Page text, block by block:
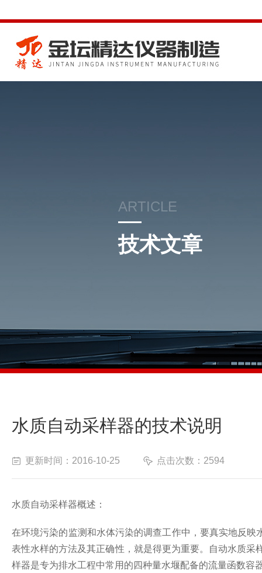
ARTICLE
技术文章
水质自动采样器的技术说明
更新时间：2016-10-25 点击次数：2594
水质自动采样器概述：
在环境污染的监测和水体污染的调查工作中，要真实地反
表性水样的方法及其正确性，就是得更为重要。自动水质
样器是专为排水工程中常用的四种量水堰配备的流量函数容